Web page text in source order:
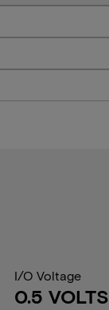
I/O Voltage
0.5 VOLTS